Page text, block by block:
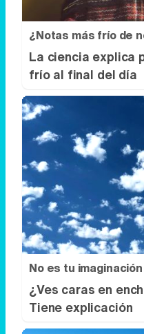
No es tu imaginación
¿Ves caras en
Tiene explicación